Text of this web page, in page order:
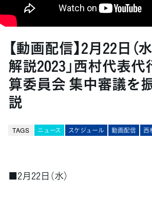
【動画配信】2月22日（
解説2023」西村代表
算委員会 集中審議を
説
TAGS ニュース スケジュール 動画配信 西
■2月22日（水）